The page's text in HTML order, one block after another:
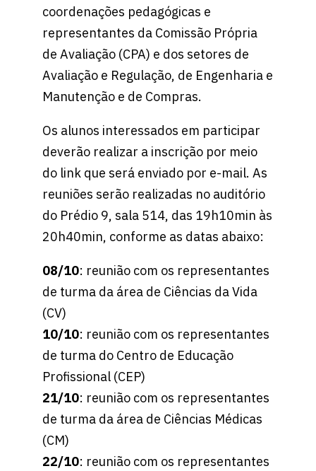
coordenações pedagógicas e
representantes da Comissão Própria
de Avaliação (CPA) e dos setores de
Avaliação e Regulação, de Engenharia e
Manutenção e de Compras.
Os alunos interessados em participar
deverão realizar a inscrição por meio
do link que será enviado por e-mail. As
reuniões serão realizadas no auditório
do Prédio 9, sala 514, das 19h10min às
20h40min, conforme as datas abaixo:
08/10: reunião com os representantes
de turma da área de Ciências da Vida
(CV)
10/10: reunião com os representantes
de turma do Centro de Educação
Profissional (CEP)
21/10: reunião com os representantes
de turma da área de Ciências Médicas
(CM)
22/10: reunião com os representantes